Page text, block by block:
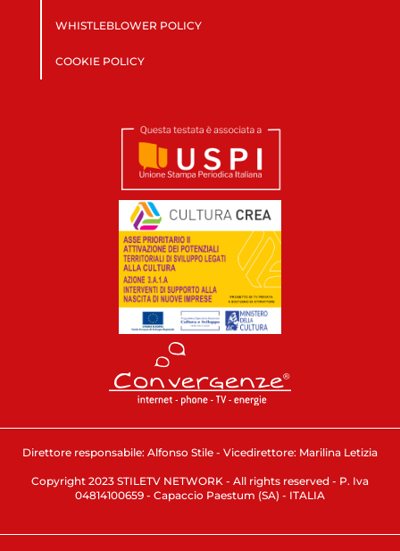
WHISTLEBLOWER POLICY
COOKIE POLICY
Direttore responsabile: Alfonso Stile - Vicedirettore: Marilina Letizia
Copyright 2023 STILETV NETWORK - All rights reserved - P. Iva
04814100659 - Capaccio Paestum (SA) - ITALIA